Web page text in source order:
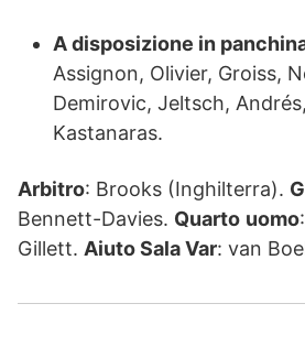
A disposizione in
Assignon, Olivier, Groiss,
Demirovic, Jeltsch,
Kastanaras.
Arbitro: Brooks (Inghilterra).
Bennett-Davies. Quarto uomo
Gillett. Aiuto SalaVar: van